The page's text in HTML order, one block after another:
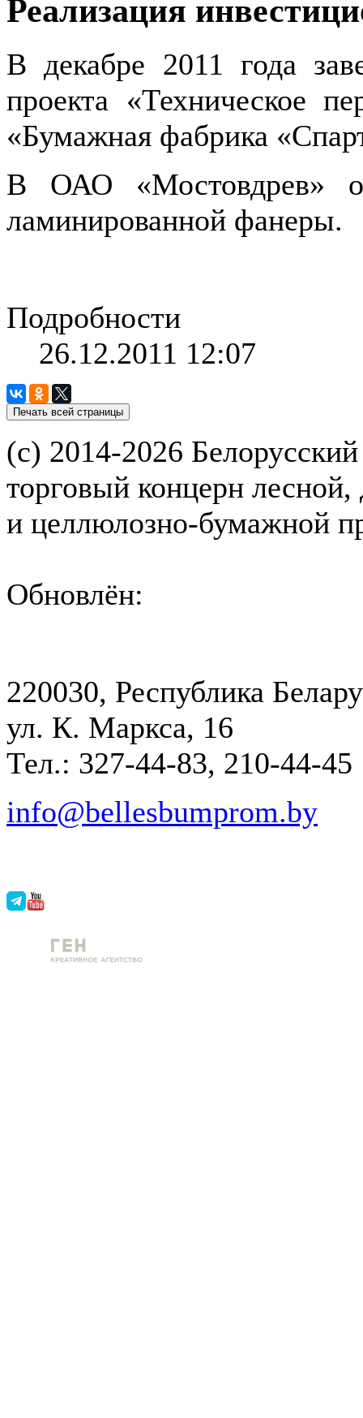
Реализация
В декабре 2011 года
проекта «Техническое
«Бумажная фабрика
В ОАО «Мостовдрев»
ламинированной фанеры.
Подробности
26.12.2011 12:07
(с) 2014-2026
торговый концерн
и целлюлозно-бумажной
Обновлён:
220030, Республика
ул. К. Маркса, 16
Тел.: 327-44-83, 210-44-45
info@bellesbumprom.by